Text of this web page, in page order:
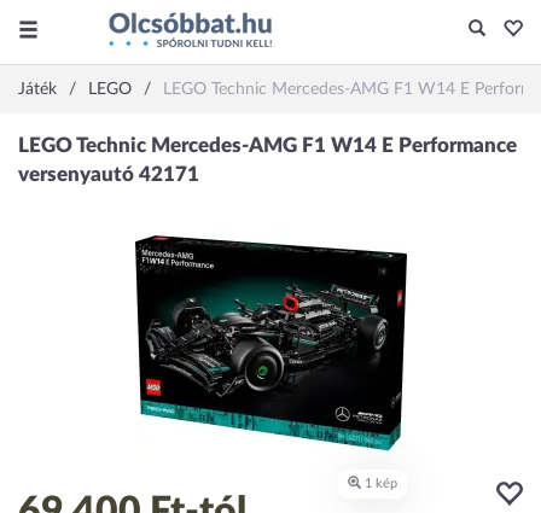
Játék LEGO LEGO Technic Mercedes-AMG F1 W14 E